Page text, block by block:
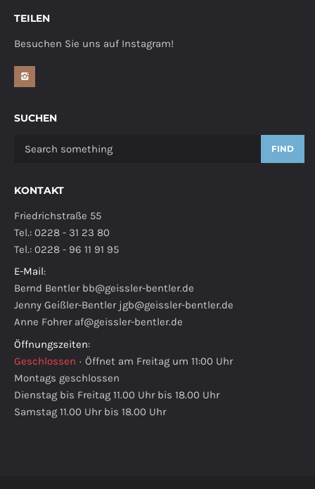
TEILEN
Besuchen Sie uns auf Instagram!
SUCHEN
FIND
KONTAKT
Friedrichstraße 55
Tel.: 0228 - 31 23 80
Tel.: 0228 - 96 11 91 95
E-Mail:
Bernd Bentler bb@geissler-bentler.de
Jenny Geißler-Bentler jgb@geissler-bentler.de
Anne Fohrer af@geissler-bentler.de
Öffnungszeiten:
Geschlossen · Öffnet am Freitag um 11:00 Uhr
Montags geschlossen
Dienstag bis Freitag 11.00 Uhr bis 18.00 Uhr
Samstag 11.00 Uhr bis 18.00 Uhr